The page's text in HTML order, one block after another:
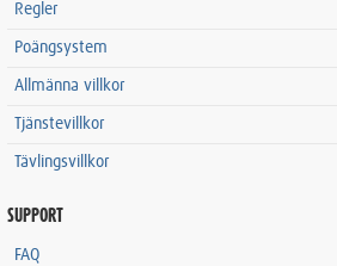
Regler
Poängsystem
Allmänna villkor
Tjänstevillkor
Tävlingsvillkor
SUPPORT
FAQ